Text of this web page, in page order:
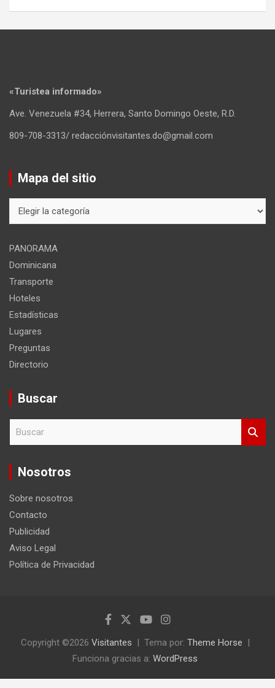
«Turistea informado»
Ave. Venezuela #34, Herrera, Santo Domingo Oeste, R.D.
809-708-3313/ redacciónvisitantes.do@gmail.com
Mapa del sitio
del
PANORAMA
Dominicana
Transporte
Hoteles
Estadísticas
Lugares
Preguntas
Directorio
Buscar
c
Nosotros
Sobre nosotros
Contacto
Publicidad
Aviso Legal
Política de Privacidad
Copyright ©2026 Visitantes Tema por: Theme Horse
Funciona gracias a: WordPress